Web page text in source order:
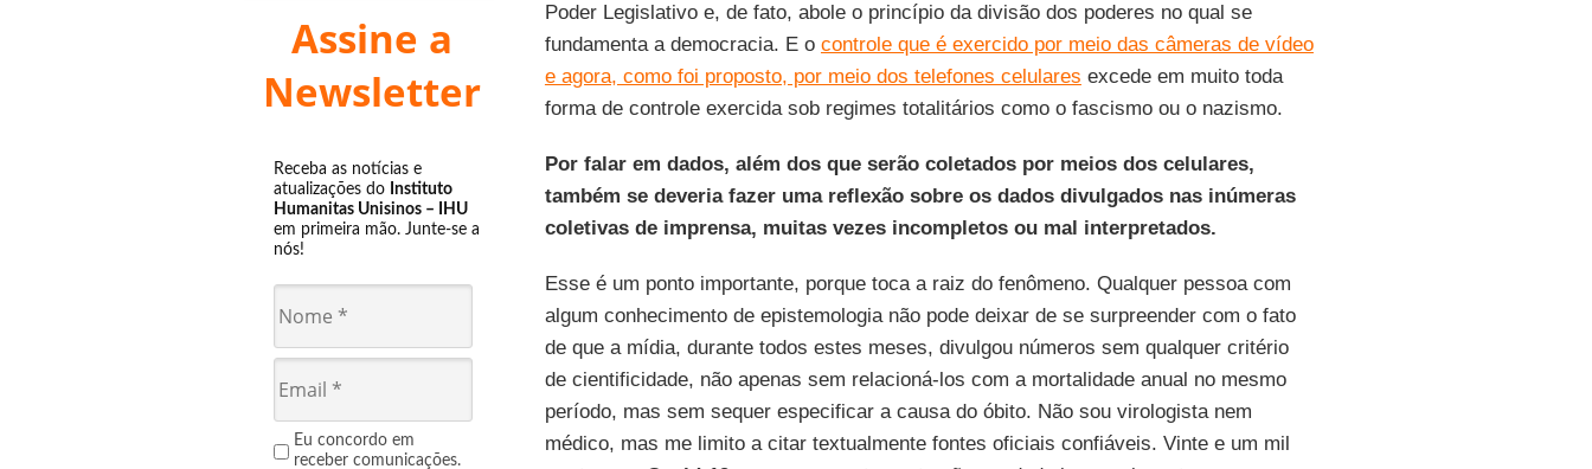
Assine a
Newsletter
Receba as notícias e
atualizações do Instituto
Humanitas Unisinos – IHU
em primeira mão. Junte-se a
nós!
Eu concordo em
receber comunicações.
Poder Legislativo e, de fato, abole o princípio da divisão dos poderes no qual se
fundamenta a democracia. E o controle que é exercido por meio das câmeras de vídeo
e agora, como foi proposto, por meio dos telefones celulares excede em muito toda
forma de controle exercida sob regimes totalitários como o fascismo ou o nazismo.
Por falar em dados, além dos que serão coletados por meios dos celulares,
também se deveria fazer uma reflexão sobre os dados divulgados nas inúmeras
coletivas de imprensa, muitas vezes incompletos ou mal interpretados.
Esse é um ponto importante, porque toca a raiz do fenômeno. Qualquer pessoa com
algum conhecimento de epistemologia não pode deixar de se surpreender com o fato
de que a mídia, durante todos estes meses, divulgou números sem qualquer critério
de cientificidade, não apenas sem relacioná-los com a mortalidade anual no mesmo
período, mas sem sequer especificar a causa do óbito. Não sou virologista nem
médico, mas me limito a citar textualmente fontes oficiais confiáveis. Vinte e um mil